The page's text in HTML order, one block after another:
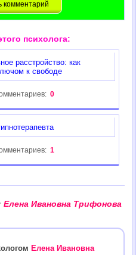
психолога:
расстройство: как
к свободе
0
1
Елена Ивановна Трифонова
Елена Ивановна